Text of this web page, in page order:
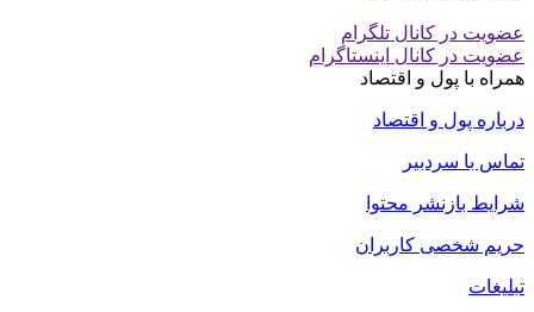
عضویت در کانال تلگرام
عضویت در کانال اینستاگرام
همراه با پول و اقتصاد
درباره پول و اقتصاد
تماس با سردبیر
شرایط بازنشر محتوا
حریم شخصی کاربران
تبلیغات